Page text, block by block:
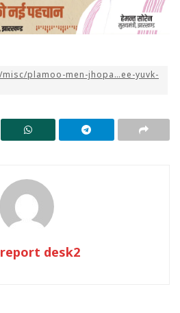
plamoo-men-jhopa…ee-yuvk-
desk2